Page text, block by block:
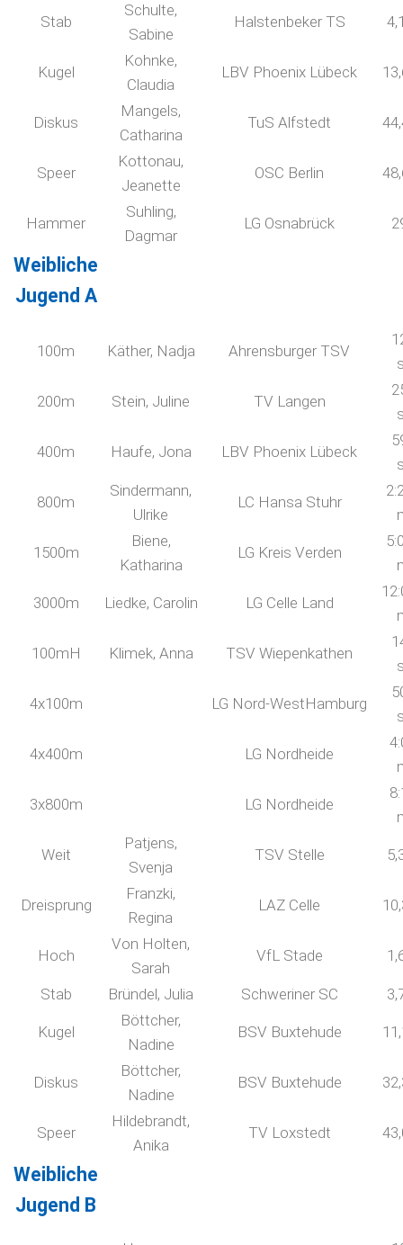
Stab
Schulte,
Sabine
Halstenbeker TS
Kugel
Kohnke,
Claudia
LBV Phoenix Lübeck
Diskus
Mangels,
Catharina
TuS Alfstedt
Speer
Kottonau,
Jeanette
OSC Berlin
Hammer
Suhling,
Dagmar
LG Osnabrück
Weibliche
Jugend A
100m Käther, Nadja Ahrensburger TSV
200m Stein, Juline TV Langen
400m Haufe, Jona LBV Phoenix Lübeck
800m
Sindermann,
Ulrike
LC Hansa Stuhr
1500m
Biene,
Katharina
LG Kreis Verden
3000m Liedke, Carolin LG Celle Land
100mH Klimek, Anna TSV Wiepenkathen
4x100m LG Nord-WestHamburg
4x400m LG Nordheide
3x800m LG Nordheide
Weit
Patjens,
Svenja
TSV Stelle
Dreisprung
Franzki,
Regina
LAZ Celle
Hoch
Von Holten,
Sarah
VfL Stade
Stab Bründel, Julia Schweriner SC
Kugel
Böttcher,
Nadine
BSV Buxtehude
Diskus
Böttcher,
Nadine
BSV Buxtehude
Speer
Hildebrandt,
Anika
TV Loxstedt
Weibliche
Jugend B